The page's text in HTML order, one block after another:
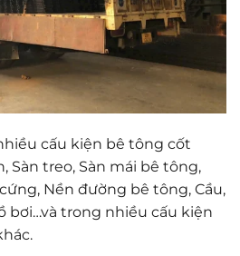
cấu kiện bê tông cốt
Sàn treo, Sàn mái bê tông,
Nền đường bê tông, Cầu,
bơi…và trong nhiều cấu kiện